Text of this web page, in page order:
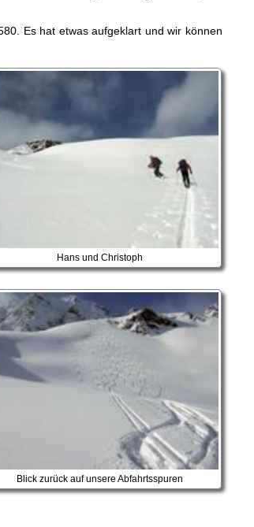
Es hat etwas aufgeklart und wir können
Hans und Christoph
Blick zurück auf unsere Abfahrtsspuren